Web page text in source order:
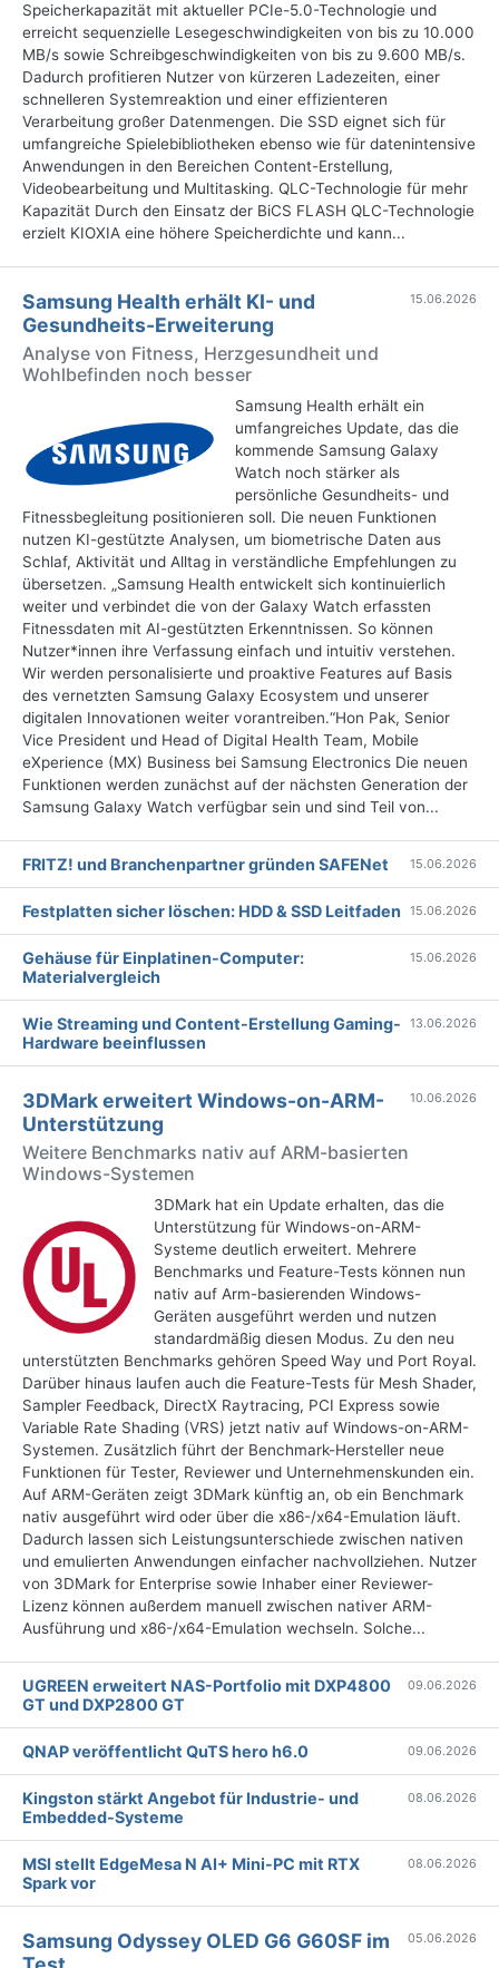
Speicherkapazität mit aktueller PCIe-5.0-Technologie und
erreicht sequenzielle Lesegeschwindigkeiten von bis zu 10.000
MB/s sowie Schreibgeschwindigkeiten von bis zu 9.600 MB/s.
Dadurch profitieren Nutzer von kürzeren Ladezeiten, einer
schnelleren Systemreaktion und einer effizienteren
Verarbeitung großer Datenmengen. Die SSD eignet sich für
umfangreiche Spielebibliotheken ebenso wie für datenintensive
Anwendungen in den Bereichen Content-Erstellung,
Videobearbeitung und Multitasking. QLC-Technologie für mehr
Kapazität Durch den Einsatz der BiCS FLASH QLC-Technologie
erzielt KIOXIA eine höhere Speicherdichte und kann...
15.06.2026
Samsung Health erhält KI- und
Gesundheits-Erweiterung
Analyse von Fitness, Herzgesundheit und
Wohlbefinden noch besser
Samsung Health erhält ein
umfangreiches Update, das die
kommende Samsung Galaxy
Watch noch stärker als
persönliche Gesundheits- und
Fitnessbegleitung positionieren soll. Die neuen Funktionen
nutzen KI-gestützte Analysen, um biometrische Daten aus
Schlaf, Aktivität und Alltag in verständliche Empfehlungen zu
übersetzen. „Samsung Health entwickelt sich kontinuierlich
weiter und verbindet die von der Galaxy Watch erfassten
Fitnessdaten mit AI-gestützten Erkenntnissen. So können
Nutzer*innen ihre Verfassung einfach und intuitiv verstehen.
Wir werden personalisierte und proaktive Features auf Basis
des vernetzten Samsung Galaxy Ecosystem und unserer
digitalen Innovationen weiter vorantreiben.“Hon Pak, Senior
Vice President und Head of Digital Health Team, Mobile
eXperience (MX) Business bei Samsung Electronics Die neuen
Funktionen werden zunächst auf der nächsten Generation der
Samsung Galaxy Watch verfügbar sein und sind Teil von...
FRITZ! und Branchenpartner gründen SAFENet 15.06.2026
Festplatten sicher löschen: HDD & SSD Leitfaden 15.06.2026
Gehäuse für Einplatinen-Computer:
Materialvergleich
15.06.2026
Wie Streaming und Content-Erstellung Gaming-
Hardware beeinflussen
13.06.2026
10.06.2026
3DMark erweitert Windows-on-ARM-
Unterstützung
Weitere Benchmarks nativ auf ARM-basierten
Windows-Systemen
3DMark hat ein Update erhalten, das die
Unterstützung für Windows-on-ARM-
Systeme deutlich erweitert. Mehrere
Benchmarks und Feature-Tests können nun
nativ auf Arm-basierenden Windows-
Geräten ausgeführt werden und nutzen
standardmäßig diesen Modus. Zu den neu
unterstützten Benchmarks gehören Speed Way und Port Royal.
Darüber hinaus laufen auch die Feature-Tests für Mesh Shader,
Sampler Feedback, DirectX Raytracing, PCI Express sowie
Variable Rate Shading (VRS) jetzt nativ auf Windows-on-ARM-
Systemen. Zusätzlich führt der Benchmark-Hersteller neue
Funktionen für Tester, Reviewer und Unternehmenskunden ein.
Auf ARM-Geräten zeigt 3DMark künftig an, ob ein Benchmark
nativ ausgeführt wird oder über die x86-/x64-Emulation läuft.
Dadurch lassen sich Leistungsunterschiede zwischen nativen
und emulierten Anwendungen einfacher nachvollziehen. Nutzer
von 3DMark for Enterprise sowie Inhaber einer Reviewer-
Lizenz können außerdem manuell zwischen nativer ARM-
Ausführung und x86-/x64-Emulation wechseln. Solche...
UGREEN erweitert NAS-Portfolio mit DXP4800
GT und DXP2800 GT
09.06.2026
QNAP veröffentlicht QuTS hero h6.0 09.06.2026
Kingston stärkt Angebot für Industrie- und
Embedded-Systeme
08.06.2026
MSI stellt EdgeMesa N AI+ Mini-PC mit RTX
Spark vor
08.06.2026
05.06.2026
Samsung Odyssey OLED G6 G60SF im